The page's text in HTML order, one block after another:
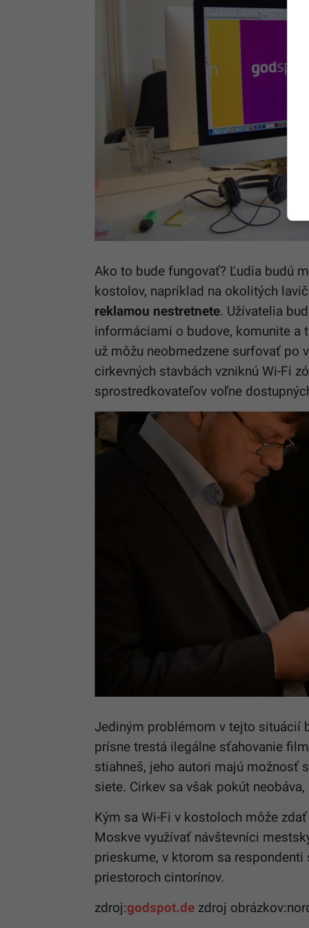
Ako to bude fungovať? Ľudia budú
kostolov, napríklad na okolitých
reklamou nestretnete. Užívatelia
informáciami o budove, komunite a
už môžu neobmedzene surfovať po
cirkevných stavbách vzniknú Wi-Fi
sprostredkovateľov voľne
Jediným problémom v tejto situácií
prísne trestá ilegálne sťahovanie
stiahneš, jeho autori majú možnosť
siete. Cirkev sa však pokút
Kým sa Wi-Fi v kostoloch môže
Moskve využívať návštevníci
prieskume, v ktorom sa
priestoroch cintorínov.
zdroj:godspot.de zdroj